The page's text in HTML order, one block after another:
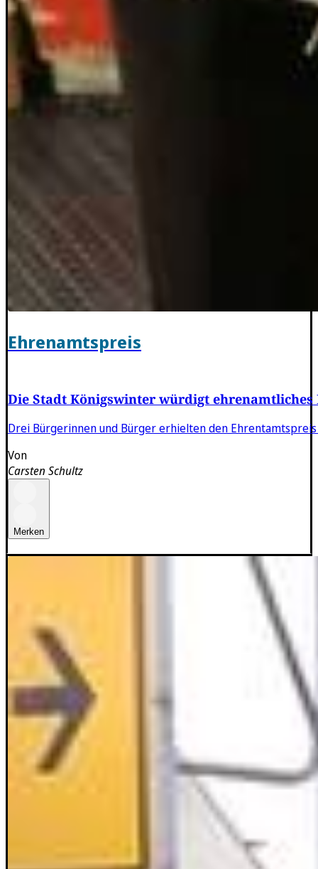
Ehrenamtspreis
Die Stadt Königswinter würdigt ehrenamtliches
Drei Bürgerinnen und Bürger erhielten den
Von
Carsten Schultz
Merken